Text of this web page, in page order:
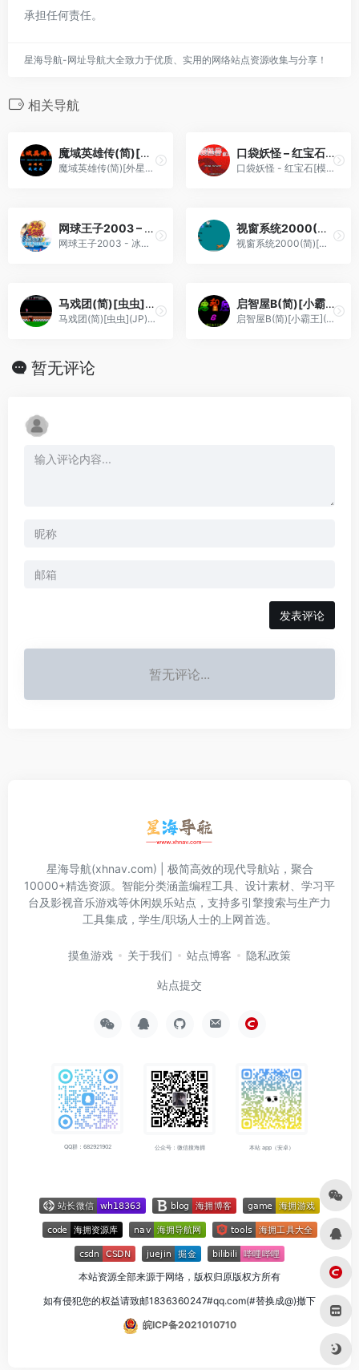
承担任何责任。
星海导航-网址导航大全致力于优质、实用的网络站点资源收集与分享！
相关导航
魔域英雄传(简)[外星科技](CN)[RPG](4Mb)
魔域英雄传(简)[外星科技](CN)[RPG](4Mb)
口袋妖怪 – 红宝石[模拟天下](简)(JP)(64Mb)
口袋妖怪 - 红宝石[模拟天下](简)(JP)(64Mb)
网球王子2003 – 冰蓝[Kiny](简)(JP)(128Mb)
网球王子2003 - 冰蓝[Kiny](简)(JP)(128Mb)
视窗系统2000(简)[三佳](CN)[ETC](4Mb)
视窗系统2000(简)[三佳](CN)[ETC](4Mb)
马戏团(简)[虫虫](JP)[ACT](0.18Mb)
马戏团(简)[虫虫](JP)[ACT](0.18Mb)
启智屋B(简)[小霸王](CN)[PUZ](2Mb)
启智屋B(简)[小霸王](CN)[PUZ](2Mb)
暂无评论
发表评论
暂无评论...
星海导航(xhnav.com) | 极简高效的现代导航站，聚合
10000+精选资源。智能分类涵盖编程工具、设计素材、学习平
台及影视音乐游戏等休闲娱乐站点，支持多引擎搜索与生产力
工具集成，学生/职场人士的上网首选。
摸鱼游戏 关于我们 站点博客 隐私政策
站点提交
QQ群：682921902 公众号：微信搜海拥 本站 app（安卓）
本站资源全部来源于网络，版权归原版权方所有
如有侵犯您的权益请致邮1836360247#qq.com(#替换成@)撤下
皖ICP备2021010710